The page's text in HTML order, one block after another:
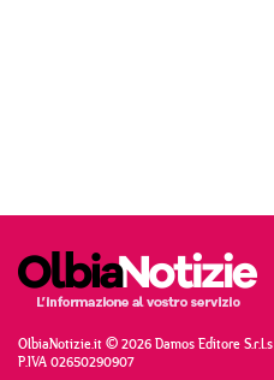
OlbiaNotizie.it © 2026 Damos Editore S.r.l.s
P.IVA 02650290907